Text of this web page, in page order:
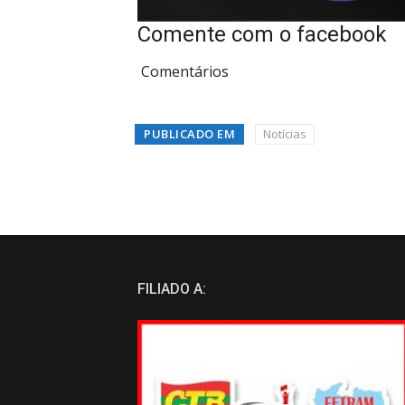
Comente com o facebook
Comentários
PUBLICADO EM Notícias
FILIADO A: